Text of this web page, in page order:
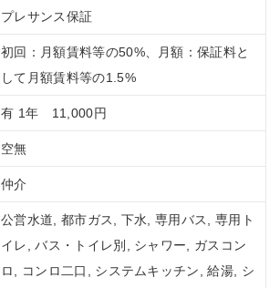
プレサンス保証
初回：月額賃料等の50%、月額：保証料と
して月額賃料等の1.5%
有 1年 11,000円
空無
仲介
公営水道, 都市ガス, 下水, 専用バス, 専用ト
イレ, バス・トイレ別, シャワー, ガスコン
ロ, コンロ二口, システムキッチン, 給湯, シ